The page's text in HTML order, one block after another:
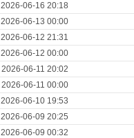
2026-06-16 20:18
2026-06-13 00:00
2026-06-12 21:31
2026-06-12 00:00
2026-06-11 20:02
2026-06-11 00:00
2026-06-10 19:53
2026-06-09 20:25
2026-06-09 00:32